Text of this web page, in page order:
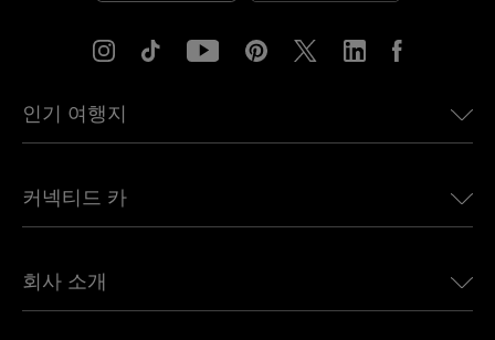
인기 여행지
유럽용 eSIM
캐나다용 eSIM
커넥티드 카
Land Rover용 Ubigi
회사 소개